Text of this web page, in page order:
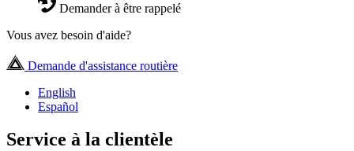
Demander à être rappelé
Vous avez besoin d'aide?
Demande d'assistance routière
English
Español
Service à la clientèle